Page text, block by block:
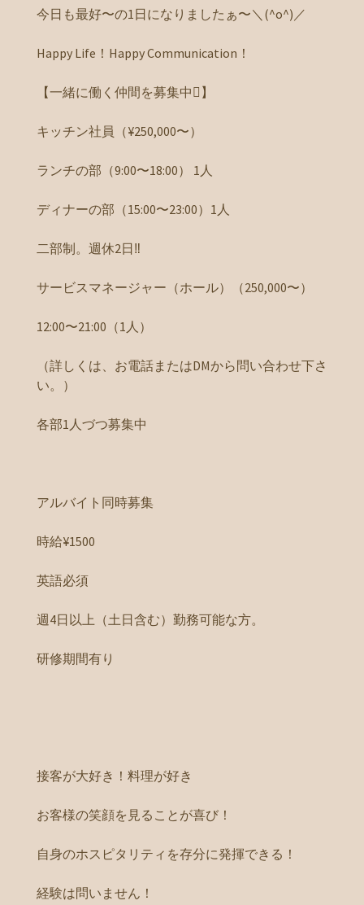
今日も最好〜の1日になりましたぁ〜＼(^o^)／
Happy Life！Happy Communication！
【一緒に働く仲間を募集中】
キッチン社員（¥250,000〜）
ランチの部（9:00〜18:00） 1人
ディナーの部（15:00〜23:00）1人
二部制。週休2日‼️
サービスマネージャー（ホール）（250,000〜）
12:00〜21:00（1人）
（詳しくは、お電話またはDMから問い合わせ下さ
い。）
各部1人づつ募集中
アルバイト同時募集
時給¥1500
英語必須
週4日以上（土日含む）勤務可能な方。
研修期間有り
接客が大好き！料理が好き
お客様の笑顔を見ることが喜び！
自身のホスピタリティを存分に発揮できる！
経験は問いません！